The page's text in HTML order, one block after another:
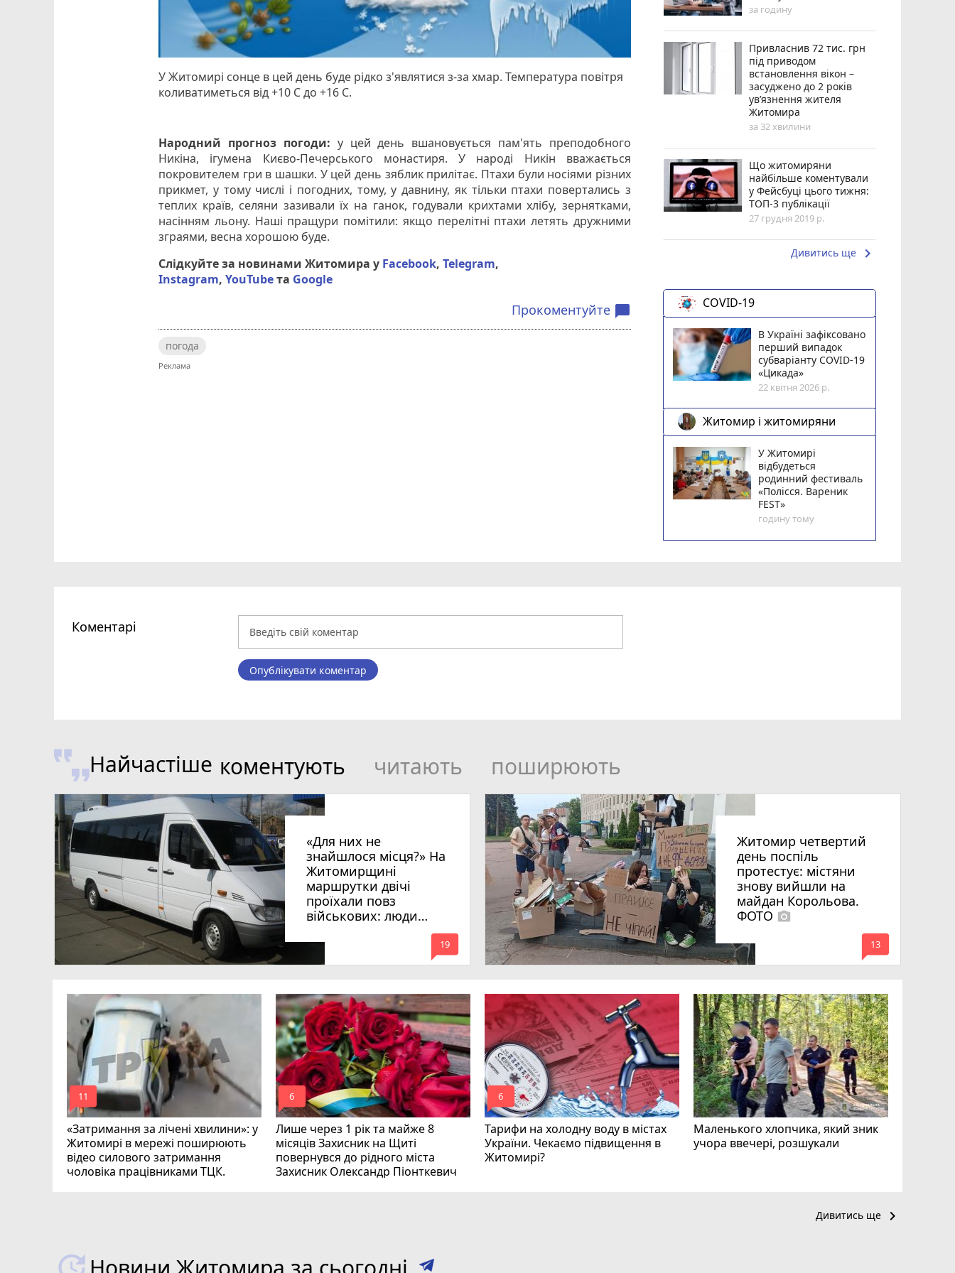
У Житомирі сонце в цей день буде рідко з'являтися з-за хмар. Температура повітря
коливатиметься від +10 С до +16 С.
Народний прогноз погоди: у цей день вшановується пам'ять преподобного
Никіна, ігумена Києво-Печерського монастиря. У народі Никін вважається
покровителем гри в шашки. У цей день зяблик прилітає. Птахи були носіями різних
прикмет, у тому числі і погодних, тому, у давнину, як тільки птахи повертались з
теплих країв, селяни зазивали їх на ганок, годували крихтами хлібу, зернятками,
насінням льону. Наші пращури помітили: якщо перелітні птахи летять дружними
зграями, весна хорошою буде.
Слідкуйте за новинами Житомира у Facebook,Telegram,
Instagram,YouTubeта Google
Прокоментуйте chat_bubble
погода
за годину
Привласнив 72 тис. грн
під приводом
встановлення вікон –
засуджено до 2 років
ув’язнення жителя
Житомира
за 32 хвилини
Що житомиряни
найбільше коментували
у Фейсбуці цього тижня:
ТОП-3 публікації
27 грудня 2019 р.
Дивитись ще keyboard_arrow_right
COVID-19
В Україні зафіксовано
перший випадок
субваріанту COVID-19
«Цикада»
22 квітня 2026 р.
Житомир і житомиряни
У Житомирі
відбудеться
родинний фестиваль
«Полісся. Вареник
FEST»
годину тому
Коментарі
Опублікувати коментар
Найчастіше коментують читають поширюють
«Для них не
знайшлося місця?» На
Житомирщині
маршрутки двічі
проїхали повз
військових: люди
вимагають покарати
винних
mode_comment
19
Житомир четвертий
день поспіль
протестує: містяни
знову вийшли на
майдан Корольова.
ФОТО photo_camera
mode_comment
13
«Затримання за лічені хвилини»: у
Житомирі в мережі поширюють
відео силового затримання
чоловіка працівниками ТЦК.
mode_comment
11
Лише через 1 рік та майже 8
місяців Захисник на Щиті
повернувся до рідного міста
Захисник Олександр Піонткевич
mode_comment
6
Тарифи на холодну воду в містах
України. Чекаємо підвищення в
Житомирі?
mode_comment
6
Маленького хлопчика, який зник
учора ввечері, розшукали
Дивитись ще keyboard_arrow_right